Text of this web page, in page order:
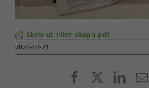
Skriv ut eller skapa pdf
2023-03-21
Facebook